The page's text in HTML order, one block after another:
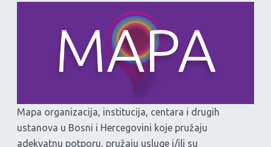
Mapa organizacija, institucija, centara i drugih
ustanova u Bosni i Hercegovini koje pružaju
adekvatnu potporu, pružaju usluge i/ili su